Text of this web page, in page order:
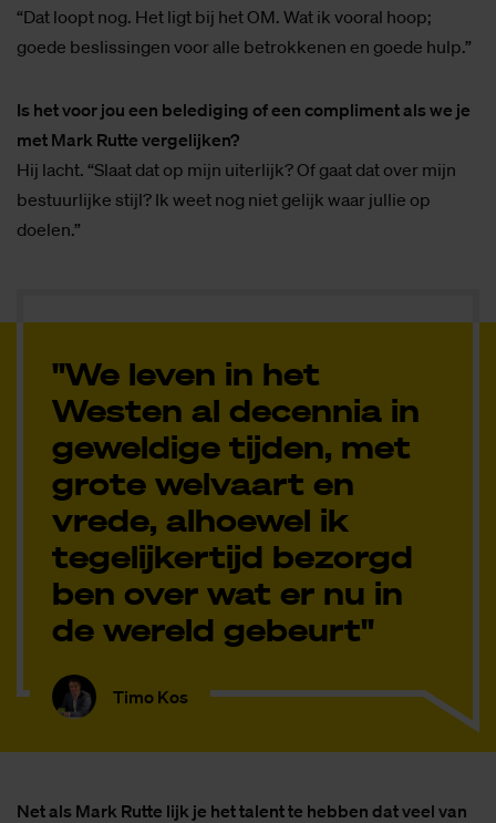
“Dat loopt nog. Het ligt bij het OM. Wat ik vooral hoop;
goede beslissingen voor alle betrokkenen en goede hulp.”
Is het voor jou een belediging of een compliment als we je
met Mark Rutte vergelijken?
Hij lacht. “Slaat dat op mijn uiterlijk? Of gaat dat over mijn
bestuurlijke stijl? Ik weet nog niet gelijk waar jullie op
doelen.”
"We leven in het
Westen al decennia in
geweldige tijden, met
grote welvaart en
vrede, alhoewel ik
tegelijkertijd bezorgd
ben over wat er nu in
de wereld gebeurt"
Timo Kos
Net als Mark Rutte lijk je het talent te hebben dat veel van